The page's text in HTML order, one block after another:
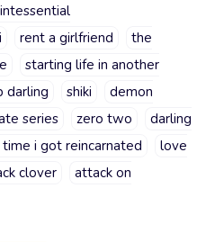
rent a girlfriend
the
starting life in another
darling shiki
demon
series zero two
darling
i got reincarnated
love
clover
attack on